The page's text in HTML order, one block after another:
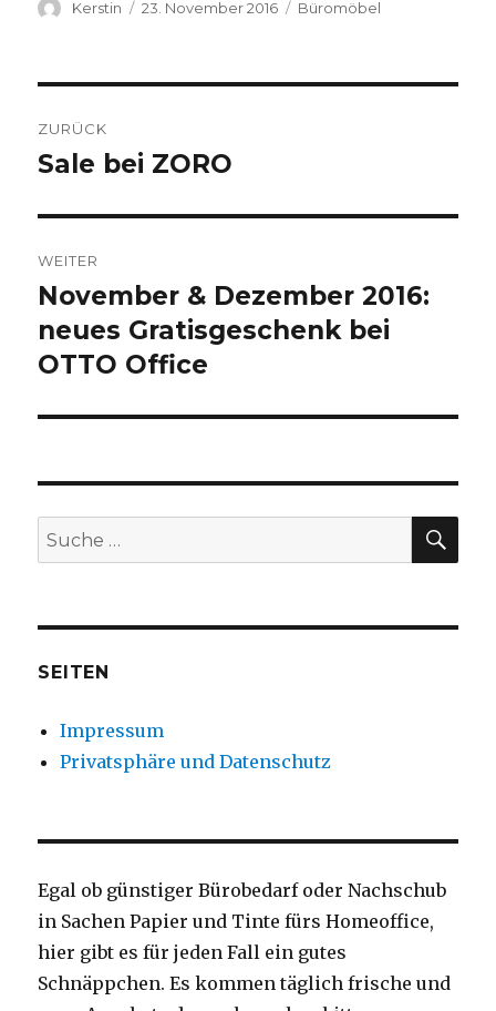
Autor
Kerstin
Veröffentlicht
23. November 2016 Kategorien
Büromöbel
ZURÜCK
Vorheriger
Sale bei ZORO
WEITER
Nächster
Beitrag:
November & Dezember 2016:
neues Gratisgeschenk bei
OTTO Office
Suche
nach:
SEITEN
Impressum
Privatsphäre und Datenschutz
Egal ob günstiger Bürobedarf oder Nachschub
in Sachen Papier und Tinte fürs Homeoffice,
hier gibt es für jeden Fall ein gutes
Schnäppchen. Es kommen täglich frische und